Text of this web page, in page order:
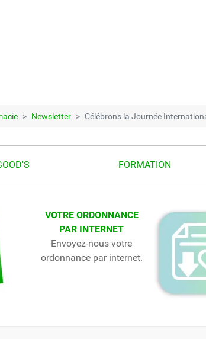
Newsletter Célébrons la Journée
FORMATION
VOTRE ORDONNANCE
PAR INTERNET
Envoyez-nous votre
ordonnance par internet.